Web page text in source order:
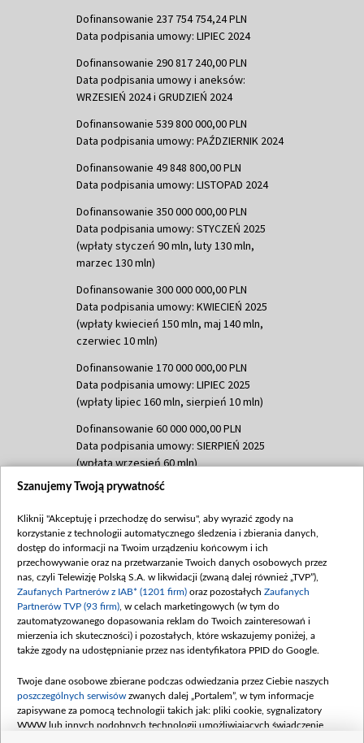
Dofinansowanie 237 754 754,24 PLN
Data podpisania umowy: LIPIEC 2024
Dofinansowanie 290 817 240,00 PLN
Data podpisania umowy i aneksów:
WRZESIEŃ 2024 i GRUDZIEŃ 2024
Dofinansowanie 539 800 000,00 PLN
Data podpisania umowy: PAŹDZIERNIK 2024
Dofinansowanie 49 848 800,00 PLN
Data podpisania umowy: LISTOPAD 2024
Dofinansowanie 350 000 000,00 PLN
Data podpisania umowy: STYCZEŃ 2025
(wpłaty styczeń 90 mln, luty 130 mln,
marzec 130 mln)
Dofinansowanie 300 000 000,00 PLN
Data podpisania umowy: KWIECIEŃ 2025
(wpłaty kwiecień 150 mln, maj 140 mln,
czerwiec 10 mln)
Dofinansowanie 170 000 000,00 PLN
Data podpisania umowy: LIPIEC 2025
(wpłaty lipiec 160 mln, sierpień 10 mln)
Dofinansowanie 60 000 000,00 PLN
Data podpisania umowy: SIERPIEŃ 2025
(wpłata wrzesień 60 mln)
Dofinansowanie 635 783 051,21 PLN
(wpłata wrzesień 100 mln, październik 350
mln, listopad 265 mln)
Dofinansowanie 48 862 000,00 PLN
Data podpisania umowy: GRUDZIEŃ 2025
(wpłata grudzień 60,548 mln)
Dofinansowanie 900 000 000,00 PLN
Data podpisania umowy: LUTY 2026 (wpłata
kwiecień 180 mln, 7 maja 180 mln, 8
czerwca 90 mln)
Dofinansowanie 250 000 000,00 PLN
Szanujemy Twoją prywatność
Kliknij "Akceptuję i przechodzę do serwisu", aby wyrazić zgody na
korzystanie z technologii automatycznego śledzenia i zbierania danych,
dostęp do informacji na Twoim urządzeniu końcowym i ich
przechowywanie oraz na przetwarzanie Twoich danych osobowych przez
nas, czyli Telewizję Polską S.A. w likwidacji (zwaną dalej również „TVP”),
Zaufanych Partnerów z IAB* (1201 firm) oraz pozostałych Zaufanych
Partnerów TVP (93 firm) , w celach marketingowych (w tym do
zautomatyzowanego dopasowania reklam do Twoich zainteresowań i
mierzenia ich skuteczności) i pozostałych, które wskazujemy poniżej, a
także zgody na udostępnianie przez nas identyfikatora PPID do Google.
Twoje dane osobowe zbierane podczas odwiedzania przez Ciebie naszych
poszczególnych serwisów zwanych dalej „Portalem”, w tym informacje
zapisywane za pomocą technologii takich jak: pliki cookie, sygnalizatory
WWW lub innych podobnych technologii umożliwiających świadczenie